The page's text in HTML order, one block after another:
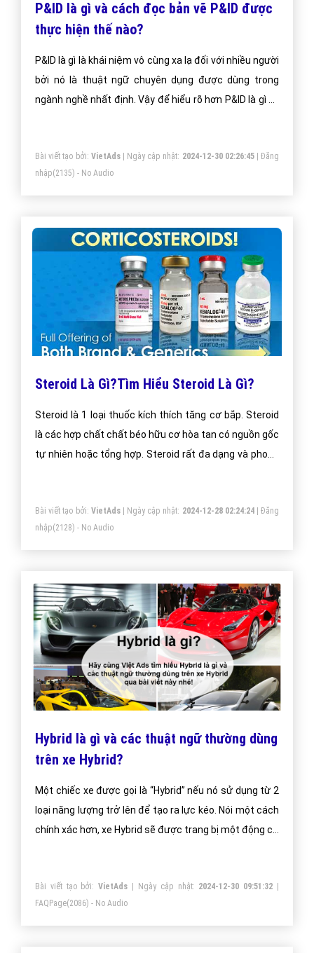
P&ID là gì và cách đọc bản vẽ P&ID được
thực hiện thế nào?
P&ID là gì là khái niệm vô cùng xa lạ đối với nhiều người
bởi nó là thuật ngữ chuyên dụng được dùng trong
ngành nghề nhất định. Vậy để hiểu rõ hơn P&ID là gì và
nhé!
Bài viết tạo bởi: VietAds| Ngày cập nhật: 2024-12-30 02:26:45|Đăng
nhập(2135) - No Audio
Steroid Là Gì?Tìm Hiểu Steroid Là Gì?
Steroid là 1 loại thuốc kích thích tăng cơ bắp. Steroid
là các hợp chất chất béo hữu cơ hòa tan có nguồn gốc
tự nhiên hoặc tổng hợp. Steroid rất đa dạng và phong
Bài viết tạo bởi: VietAds| Ngày cập nhật: 2024-12-28 02:24:24|Đăng
nhập(2128) - No Audio
Hybrid là gì và các thuật ngữ thường dùng
trên xe Hybrid?
Một chiếc xe được gọi là “Hybrid” nếu nó sử dụng từ 2
loại năng lượng trở lên để tạo ra lực kéo. Nói một cách
chính xác hơn, xe Hybrid sẽ được trang bị một động cơ
Bài viết tạo bởi:VietAds | Ngày cập nhật: 2024-12-30 09:51:32
FAQPage(2086) - No Audio